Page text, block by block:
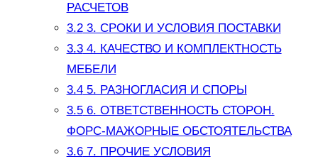
РАСЧЕТОВ
3.23. СРОКИ И УСЛОВИЯ ПОСТАВКИ
3.34. КАЧЕСТВО И КОМПЛЕКТНОСТЬ
МЕБЕЛИ
3.45. РАЗНОГЛАСИЯ И СПОРЫ
3.56. ОТВЕТСТВЕННОСТЬ СТОРОН.
ФОРС-МАЖОРНЫЕ ОБСТОЯТЕЛЬСТВА
3.67. ПРОЧИЕ УСЛОВИЯ